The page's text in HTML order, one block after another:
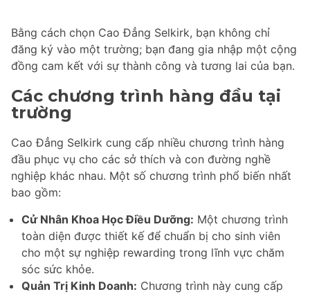
Bằng cách chọn Cao Đẳng Selkirk, bạn không chỉ
đăng ký vào một trường; bạn đang gia nhập một cộng
đồng cam kết với sự thành công và tương lai của bạn.
Các chương trình hàng đầu tại
trường
Cao Đẳng Selkirk cung cấp nhiều chương trình hàng
đầu phục vụ cho các sở thích và con đường nghề
nghiệp khác nhau. Một số chương trình phổ biến nhất
bao gồm:
Cử Nhân Khoa Học Điều Dưỡng: Một chương trình
toàn diện được thiết kế để chuẩn bị cho sinh viên
cho một sự nghiệp rewarding trong lĩnh vực chăm
sóc sức khỏe.
Quản Trị Kinh Doanh: Chương trình này cung cấp